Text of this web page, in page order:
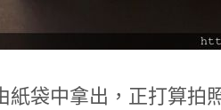
紙袋中拿出，正打算拍